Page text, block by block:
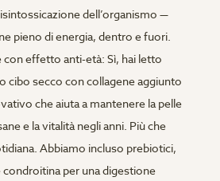
dell’organismo —
pieno di energia, dentro e fuori.
con effetto anti-età: Sì, hai letto
cibo secco con collagene aggiunto
che aiuta a mantenere la pelle
e la vitalità negli anni. Più che
Abbiamo incluso prebiotici,
condroitina per una digestione